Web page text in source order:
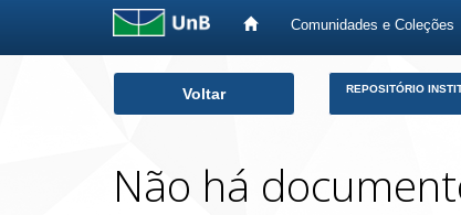
Comunidades e Coleções
Voltar REPOSITÓRIO
Não há